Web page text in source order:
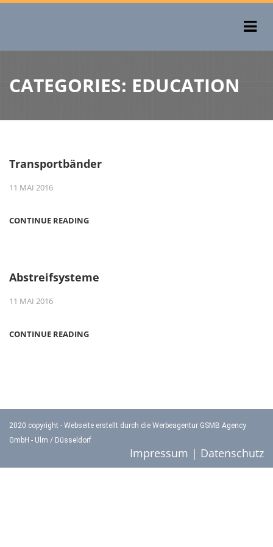
CATEGORIES: EDUCATION
Transportbänder
11 MAI 2016
CONTINUE READING
Abstreifsysteme
11 MAI 2016
CONTINUE READING
2020 copyright - Webseite erstellt durch die Werbeagentur GSMB Agency
GmbH - Ulm / Düsseldorf
Impressum | Datenschutz